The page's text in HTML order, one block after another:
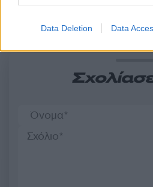
Data Deletion Data
Σχόλια